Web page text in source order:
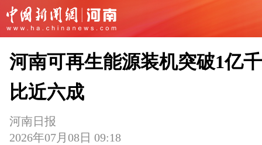
河南可再生能源装机突破1亿
比近六成
河南日报
2026年07月08日 09:18